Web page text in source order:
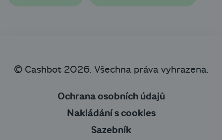
© Cashbot 2026. Všechna práva vyhrazena.
Ochrana osobních údajů
Nakládání s cookies
Sazebník